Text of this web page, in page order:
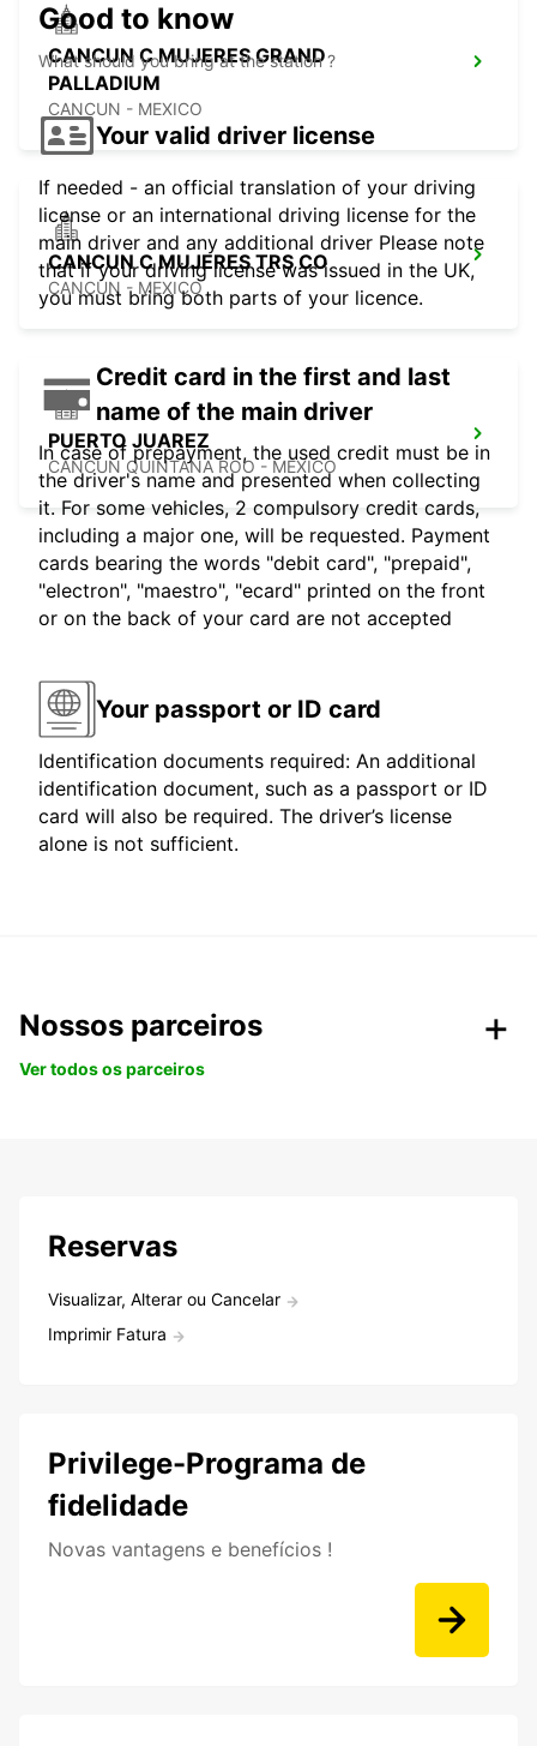
CANCUN C MUJERES GRAND
PALLADIUM
CANCUN - MEXICO
CANCUN C MUJERES TRS CO
CANCUN - MEXICO
PUERTO JUAREZ
CANCUN QUINTANA ROO - MEXICO
Good to know
What should you bring at the station ?
Your valid driver license
If needed - an official translation of your driving
license or an international driving license for the
main driver and any additional driver Please note
that if your driving license was issued in the UK,
you must bring both parts of your licence.
Credit card in the first and last
name of the main driver
In case of prepayment, the used credit must be in
the driver's name and presented when collecting
it. For some vehicles, 2 compulsory credit cards,
including a major one, will be requested. Payment
cards bearing the words "debit card", "prepaid",
"electron", "maestro", "ecard" printed on the front
or on the back of your card are not accepted
Your passport or ID card
Identification documents required: An additional
identification document, such as a passport or ID
card will also be required. The driver’s license
alone is not sufficient.
Nossos parceiros
Ver todos os parceiros
Reservas
Visualizar, Alterar ou Cancelar
Imprimir Fatura
Privilege-Programa de
fidelidade
Novas vantagens e benefícios !